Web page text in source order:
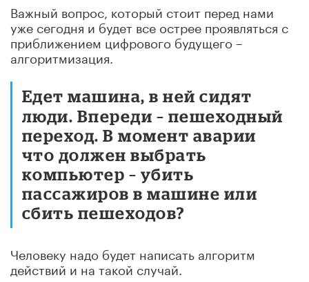
Важный вопрос, который стоит перед нами
уже сегодня и будет все острее проявляться с
приближением цифрового будущего –
алгоритмизация.
Едет машина, в ней сидят
люди. Впереди – пешеходный
переход. В момент аварии
что должен выбрать
компьютер – убить
пассажиров в машине или
сбить пешеходов?
Человеку надо будет написать алгоритм
действий и на такой случай.